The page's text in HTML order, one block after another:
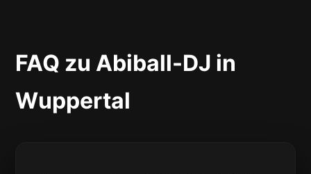
FAQ zu Abiball-DJ in
Wuppertal